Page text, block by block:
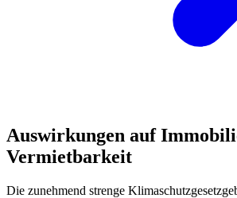
Auswirkungen auf
Vermietbarkeit
Die zunehmend strenge